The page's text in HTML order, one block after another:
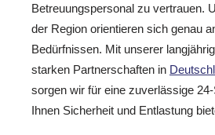
Betreuungspersonal zu vertrauen.
der Region orientieren sich genau
Bedürfnissen. Mit unserer
starken Partnerschaften in
sorgen wir für eine zuverlässige
Ihnen Sicherheit und Entlastung